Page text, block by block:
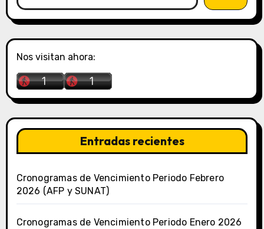
Nos visitan ahora:
Entradas recientes
Cronogramas de Vencimiento Periodo Febrero
2026 (AFP y SUNAT)
Cronogramas de Vencimiento Periodo Enero 2026